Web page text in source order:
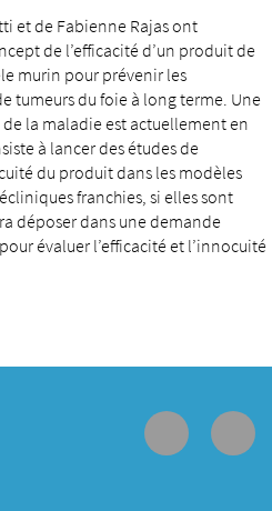
et de Fabienne Rajas ont
de l’efficacité d’un produit de
murin pour prévenir les
tumeurs du foie à long terme. Une
la maladie est actuellement en
à lancer des études de
du produit dans les modèles
franchies, si elles sont
déposer dans une demande
évaluer l’efficacité et l’innocuité